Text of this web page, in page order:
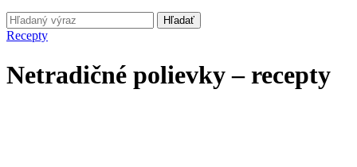
Hľadať
Recepty
Netradičné polievky – recepty